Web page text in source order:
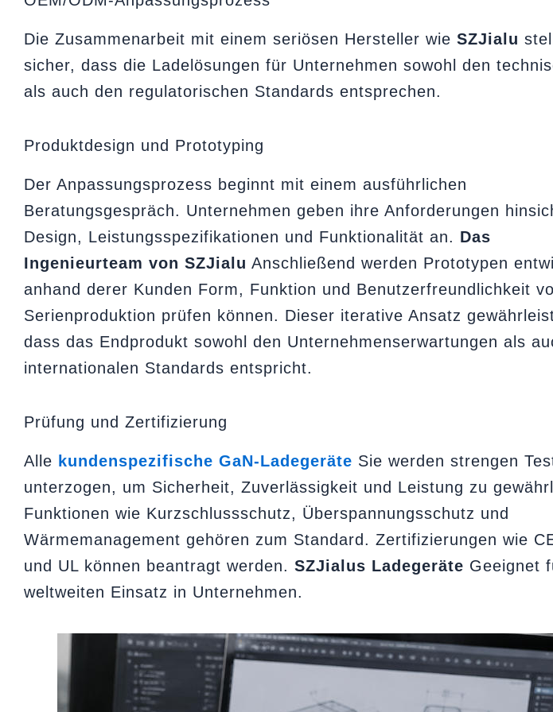
Die Zusammenarbeit mit einem seriösen Hersteller wie SZJialu
sicher, dass die Ladelösungen für Unternehmen sowohl den
als auch den regulatorischen Standards entsprechen.
Produktdesign und Prototyping
Der Anpassungsprozess beginnt mit einem ausführlichen
Beratungsgespräch. Unternehmen geben ihre Anforderungen
Design, Leistungsspezifikationen und Funktionalität an. Das
Ingenieurteam von SZJialu Anschließend werden Prototypen
anhand derer Kunden Form, Funktion und Benutzerfreundlichkeit
Serienproduktion prüfen können. Dieser iterative Ansatz
dass das Endprodukt sowohl den Unternehmenserwartungen als
internationalen Standards entspricht.
Prüfung und Zertifizierung
Alle kundenspezifische GaN-Ladegeräte Sie werden strengen
unterzogen, um Sicherheit, Zuverlässigkeit und Leistung zu
Funktionen wie Kurzschlussschutz, Überspannungsschutz und
Wärmemanagement gehören zum Standard. Zertifizierungen wie
und UL können beantragt werden. SZJialus Ladegeräte Geeignet
weltweiten Einsatz in Unternehmen.